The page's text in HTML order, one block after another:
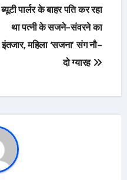
ब्यूटी पार्लर के बाहर पति कर रहा
था पत्नी के सजने-संवरने का
इंतजार, महिला ‘सजना’ संग नौ-
दो ग्यारह